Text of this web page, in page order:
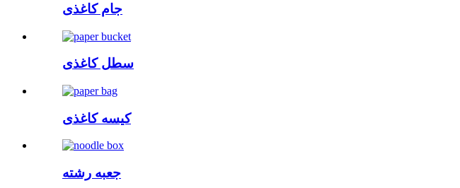
جام کاغذی
سطل کاغذی
کیسه کاغذی
جعبه رشته